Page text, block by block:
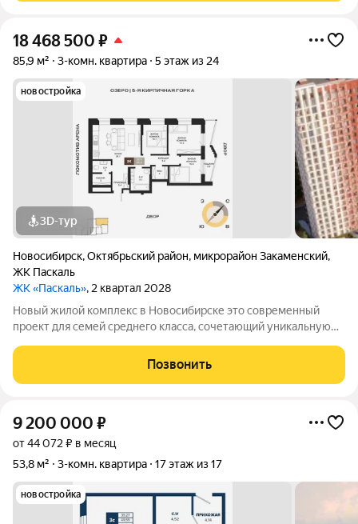
18 468 500 ₽
85,9 м² 3-комн. квартира 5 этаж из 24
новостройка
3D-тур
Новосибирск,Октябрьский район, микрорайон Закаменский,
ЖК Паскаль
ЖК «Паскаль», 2 квартал 2028
Новый жилой комплекс в Новосибирске это современный
проект для семей среднего класса, сочетающий уникальную
локацию. ЖК расположен в активно развивающемся районе с
шаговой доступностью к ключевым
Позвонить
9 200 000 ₽
от 44 072 ₽ в месяц
53,8 м²
3-комн. квартира 17 этаж из 17
новостройка